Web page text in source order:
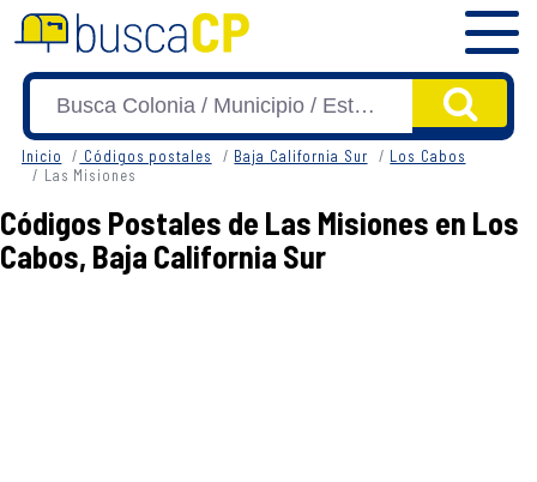
Inicio Códigos postales Baja California Sur
Los Cabos
Las Misiones
Códigos Postales de Las Misiones en Los
Cabos, Baja California Sur